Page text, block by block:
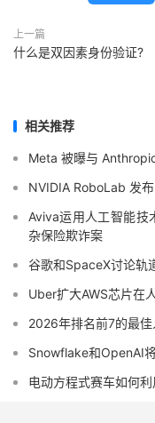
上一篇
什么是双因素身份验证?
相关推荐
Meta 被曝与
NVIDIA RoboLab 发
Aviva运用人工智能技
杂保险欺诈案
谷歌和SpaceX讨论轨
Uber扩大AWS芯片在
2026年排名前7的最
Snowflake和OpenAI
电动方程式赛车如何